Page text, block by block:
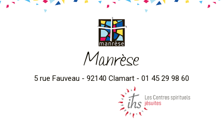
Manrèse
5 rue Fauveau - 92140 Clamart - 01 45 29 98 60